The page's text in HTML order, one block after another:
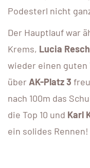
Podesterl nicht
Der Hauptlauf war
Krems, Lucia Resch
wieder einen guten
über AK-Platz 3
nach 100m das
die Top 10 und Karl
ein solides Rennen!